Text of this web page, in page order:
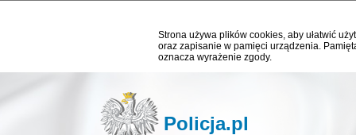
Strona używa plików cookies, aby ułatwić
oraz zapisanie w pamięci urządzenia.
oznacza wyrażenie zgody.
Policja.pl